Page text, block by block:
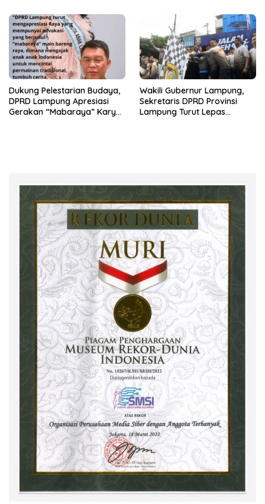
Dukung Pelestarian Budaya,
DPRD Lampung Apresiasi
Gerakan “Mabaraya” Karya
Wakili Gubernur Lampung,
Sekretaris DPRD Provinsi
Lampung Turut Lepas